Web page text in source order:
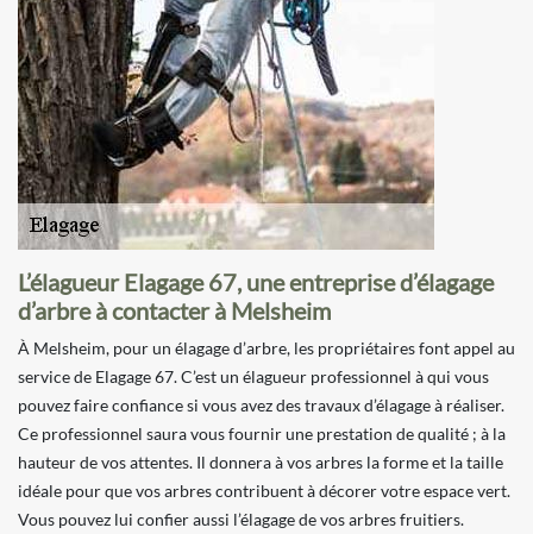
L’élagueur Elagage 67, une entreprise d’élagage
d’arbre à contacter à Melsheim
À Melsheim, pour un élagage d’arbre, les propriétaires font appel au
service de Elagage 67. C’est un élagueur professionnel à qui vous
pouvez faire confiance si vous avez des travaux d’élagage à réaliser.
Ce professionnel saura vous fournir une prestation de qualité ; à la
hauteur de vos attentes. Il donnera à vos arbres la forme et la taille
idéale pour que vos arbres contribuent à décorer votre espace vert.
Vous pouvez lui confier aussi l’élagage de vos arbres fruitiers.